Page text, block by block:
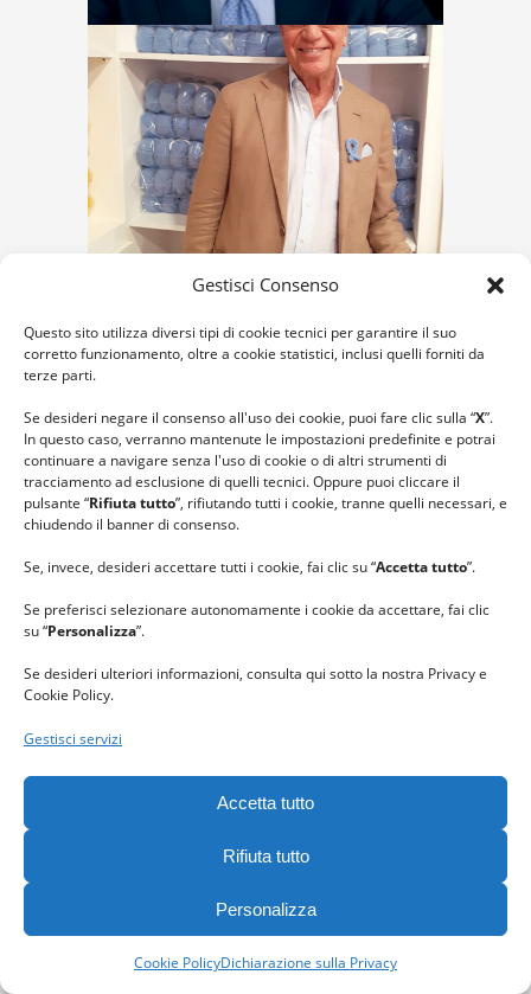
Gestisci Consenso
Questo sito utilizza diversi tipi di cookie tecnici per garantire il suo
corretto funzionamento, oltre a cookie statistici, inclusi quelli forniti da
terze parti.
Se desideri negare il consenso all'uso dei cookie, puoi fare clic sulla “X”.
In questo caso, verranno mantenute le impostazioni predefinite e potrai
continuare a navigare senza l'uso di cookie o di altri strumenti di
tracciamento ad esclusione di quelli tecnici. Oppure puoi cliccare il
pulsante “Rifiuta tutto”, rifiutando tutti i cookie, tranne quelli necessari, e
chiudendo il banner di consenso.
Se, invece, desideri accettare tutti i cookie, fai clic su “Accetta tutto”.
Se preferisci selezionare autonomamente i cookie da accettare, fai clic
su “Personalizza”.
Se desideri ulteriori informazioni, consulta qui sotto la nostra Privacy e
Cookie Policy.
Gestisci servizi
Accetta tutto
Rifiuta tutto
Personalizza
Cookie PolicyDichiarazione sulla Privacy